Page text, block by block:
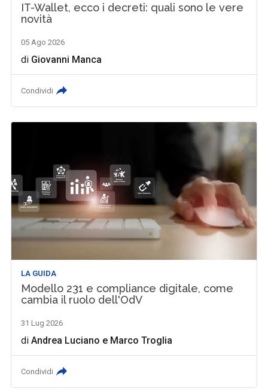
IT-Wallet, ecco i decreti: quali sono le vere
novità
05 Ago 2026
di Giovanni Manca
Condividi
LA GUIDA
Modello 231 e compliance digitale, come
cambia il ruolo dell'OdV
31 Lug 2026
diAndrea Luciano e Marco Troglia
Condividi